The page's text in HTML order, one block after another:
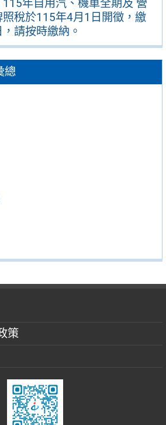
年自用汽、機車全期及 營
稅於115年4月1日開徵，繳
請按時繳納。
總
策